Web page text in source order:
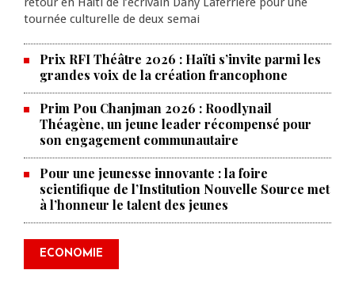
tournée culturelle de deux semai
Prix RFI Théâtre 2026 : Haïti s’invite parmi les
grandes voix de la création francophone
Prim Pou Chanjman 2026 : Roodlynail
Théagène, un jeune leader récompensé pour
son engagement communautaire
Pour une jeunesse innovante : la foire
scientifique de l’Institution Nouvelle Source met
à l’honneur le talent des jeunes
ECONOMIE
Produire le savoir pour
transformer Haïti : BRH lance la
2ᵉ édition de ses Journées
scientifiques